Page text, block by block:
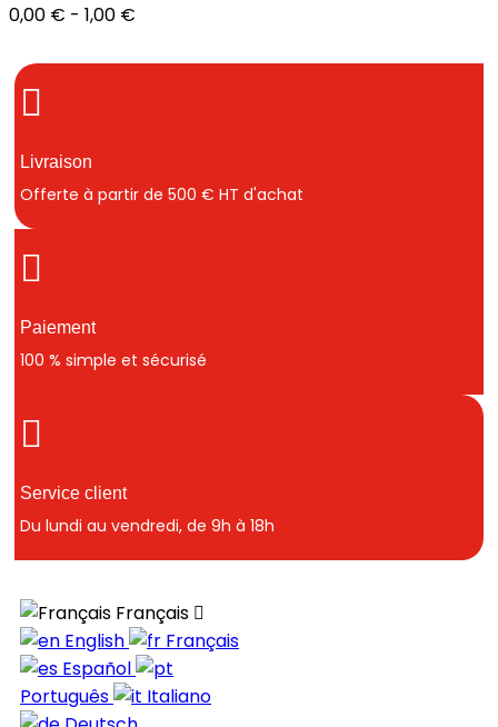
0,00 € - 1,00 €
Livraison
Offerte à partir de 500 € HT d'achat
Paiement
100 % simple et sécurisé
Service client
Du lundi au vendredi, de 9h à 18h
Français
English
Français
Español
Português
Italiano